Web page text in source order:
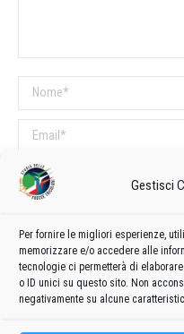
Gestisci
Per fornire le migliori esperienze,
memorizzare e/o accedere alle
tecnologie ci permetterà di
o ID unici su questo sito. Non
negativamente su alcune
Nome *
Email *
Sito web
COMMENTI SUL POST
Questo sito utilizza Akismet
elaborati i dati derivati dai